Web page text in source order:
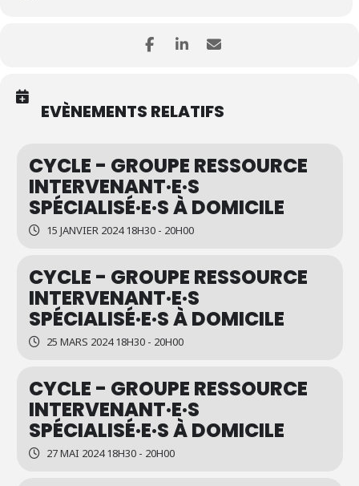
EVÈNEMENTS RELATIFS
CYCLE - GROUPE RESSOURCE
INTERVENANT·E·S
SPÉCIALISÉ·E·S À DOMICILE
15 JANVIER 2024 18H30 - 20H00
CYCLE - GROUPE RESSOURCE
INTERVENANT·E·S
SPÉCIALISÉ·E·S À DOMICILE
25 MARS 2024 18H30 - 20H00
CYCLE - GROUPE RESSOURCE
INTERVENANT·E·S
SPÉCIALISÉ·E·S À DOMICILE
27 MAI 2024 18H30 - 20H00